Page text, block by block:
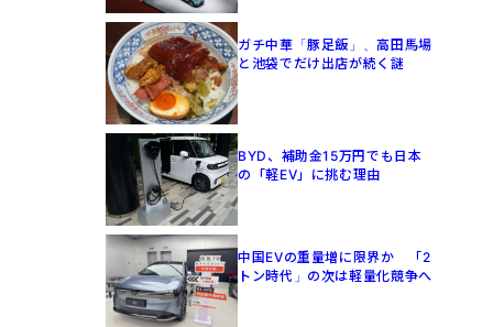
ガチ中華「豚足飯」、高田馬場
と池袋でだけ出店が続く謎
BYD、補助金15万円でも日本
の「軽EV」に挑む理由
中国EVの重量増に限界か 「2
トン時代」の次は軽量化競争へ